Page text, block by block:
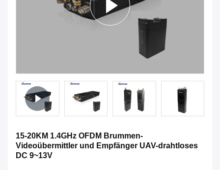
15-20KM 1.4GHz OFDM Brummen-
Videoübermittler und Empfänger UAV-drahtloses
DC 9~13V